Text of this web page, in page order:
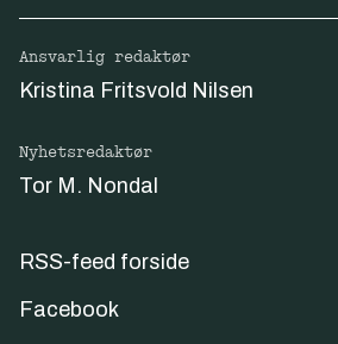
Ansvarlig redaktør
Kristina Fritsvold Nilsen
Nyhetsredaktør
Tor M. Nondal
RSS-feed forside
Facebook